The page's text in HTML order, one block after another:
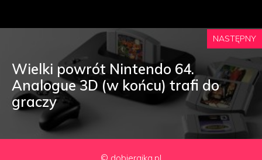
NASTĘPNY
Wielki powrót Nintendo 64.
Analogue 3D (w końcu) trafi do
graczy
© dobierajka.pl